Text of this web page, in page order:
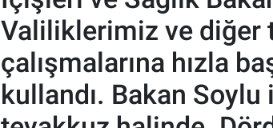
Valiliklerimiz ve diğer
çalışmalarına hızla
kullandı. Bakan